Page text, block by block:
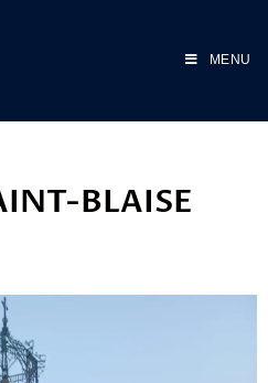
MENU
BLAISE